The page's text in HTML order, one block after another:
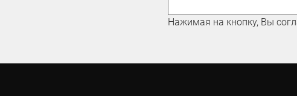
Нажимая на кнопку, Вы